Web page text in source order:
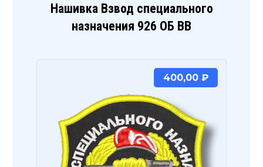
Нашивка Взвод специального
назначения 926 ОБ ВВ
400,00 ₽